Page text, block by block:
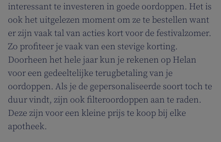
interessant te investeren in goede oordoppen. Het is
ook het uitgelezen moment om ze te bestellen want
er zijn vaak tal van acties kort voor de festivalzomer.
Zo profiteer je vaak van een stevige korting.
Doorheen het hele jaar kun je rekenen op Helan
voor een gedeeltelijke terugbetaling van je
oordoppen. Als je de gepersonaliseerde soort toch te
duur vindt, zijn ook filteroordoppen aan te raden.
Deze zijn voor een kleine prijs te koop bij elke
apotheek.